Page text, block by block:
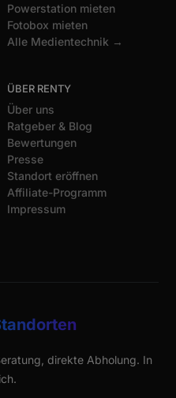
Powerstation mieten
Fotobox mieten
Alle Medientechnik →
ÜBER RENTY
Über uns
Ratgeber & Blog
Bewertungen
Presse
Standort eröffnen
Affiliate-Programm
Impressum
direkte Abholung. In